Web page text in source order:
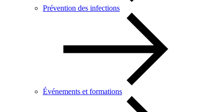
Prévention des infections
Événements et formations